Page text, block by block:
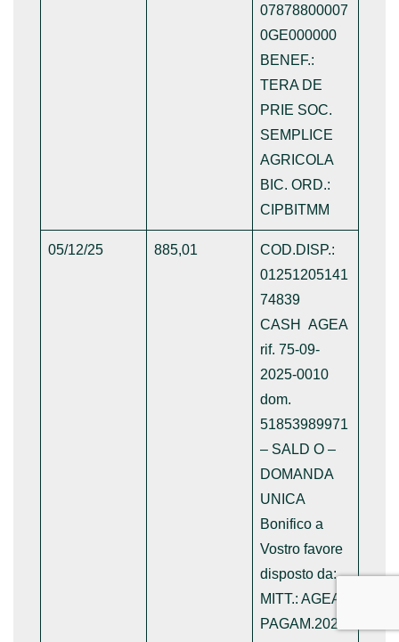
07878800007
0GE000000
BENEF.:
TERA DE
PRIE SOC.
SEMPLICE
AGRICOLA
BIC. ORD.:
CIPBITMM
05/12/25 885,01
COD.DISP.:
01251205141
74839
CASH AGEA
rif. 75-09-
2025-0010
dom.
51853989971
– SALD O –
DOMANDA
UNICA
Bonifico a
Vostro favore
disposto da:
MITT.: AGEA
PAGAM.2025